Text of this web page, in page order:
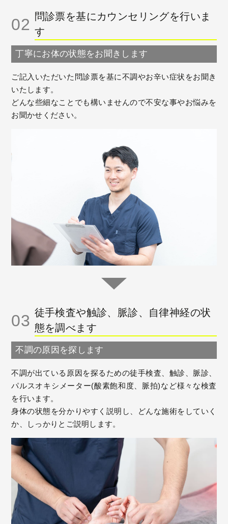
02 問診票を基にカウンセリングを行いま
す
丁寧にお体の状態をお聞きします
ご記入いただいた問診票を基に不調やお辛い症状をお聞き
いたします。
どんな些細なことでも構いませんので不安な事やお悩みを
お聞かせください。
03 徒手検査や触診、脈診、自律神経の状
態を調べます
不調の原因を探します
不調が出ている原因を探るための徒手検査、触診、脈診、
パルスオキシメーター(酸素飽和度、脈拍)など様々な検査
を行います。
身体の状態を分かりやすく説明し、どんな施術をしていく
か、しっかりとご説明します。